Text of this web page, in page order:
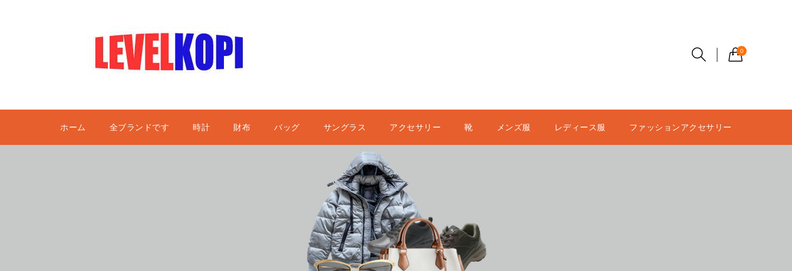
0
ホーム 全ブランドです 時計 財布 バッグ サングラス アクセサリー 靴 メンズ服 レディース服 ファッションアクセサリー